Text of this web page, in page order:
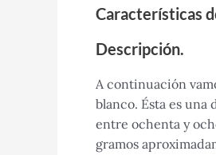
Características
Descripción.
A continuación
blanco. Ésta es una
entre ochenta y
gramos